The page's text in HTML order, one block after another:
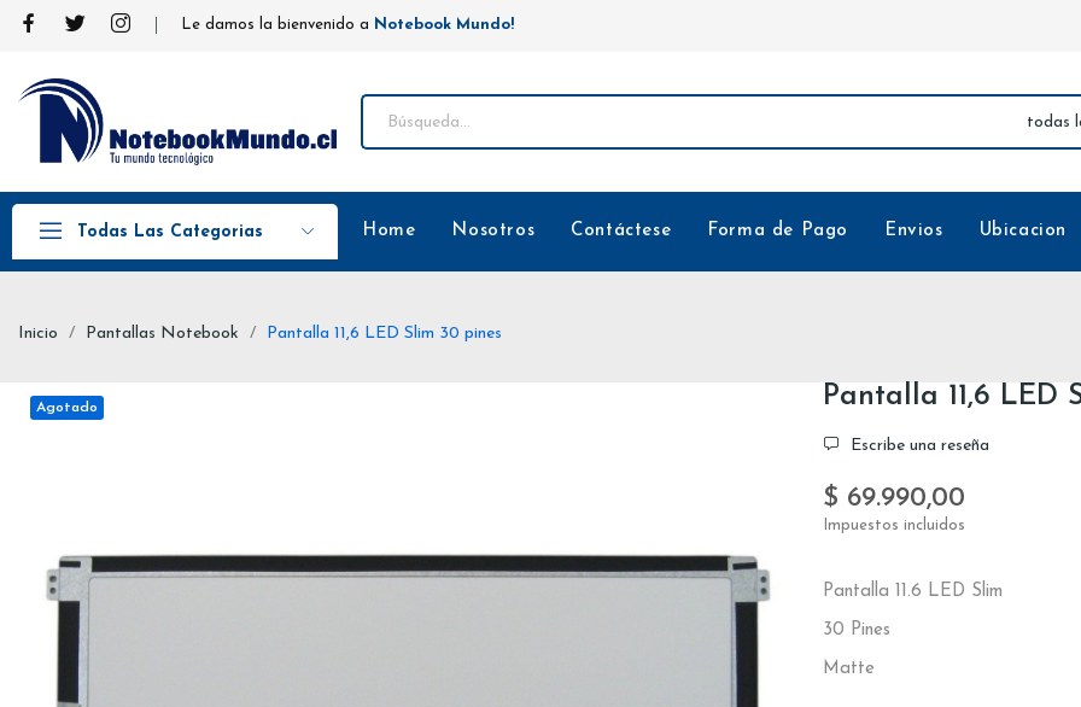
Le damos la bienvenido a Notebook Mundo!
Todas Las Categorias Home Nosotros Contáctese Forma de Pago Envios Ubicacion
Inicio Pantallas Notebook Pantalla 11,6 LED Slim 30 pines
Agotado Pantalla 11,6 LED
Escribe una reseña
$ 69.990,00
Impuestos incluidos
Pantalla 11.6 LED Slim
30 Pines
Matte